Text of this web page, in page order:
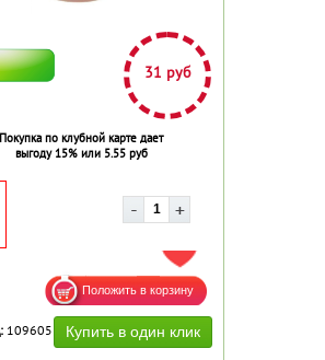
31 руб
Покупка по клубной карте дает
выгоду 15% или 5.55 руб
ДОБАВИТЬ В ИЗБРАННОЕ
109605